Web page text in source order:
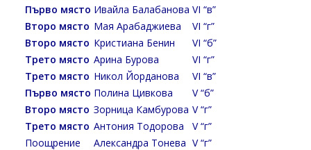
Първо място Ивайла Балабанова VI “в”
Второ място Мая Арабаджиева
VI “г”
Второ място Кристиана Бенин
VI “б”
Трето място Арина Бурова
VI “г”
Трето място Никол Йорданова
VI “в”
Първо място Полина Цивкова
V “б”
Второ място Зорница Камбурова V “г”
Трето място Антония Тодорова
V “г”
Поощрение
Александра Тонева V “г”